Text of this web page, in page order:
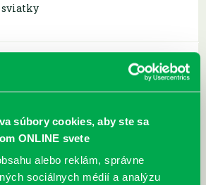
súbory cookies, aby ste sa
ONLINE svete
alebo reklám, správne
sociálnych médií a analýzu
sviatky